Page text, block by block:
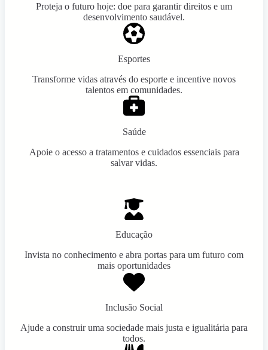
Proteja o futuro hoje: doe para garantir direitos e um
desenvolvimento saudável.
Esportes
Transforme vidas através do esporte e incentive novos
talentos em comunidades.
Saúde
Apoie o acesso a tratamentos e cuidados essenciais para
salvar vidas.
Educação
Invista no conhecimento e abra portas para um futuro com
mais oportunidades
Inclusão Social
Ajude a construir uma sociedade mais justa e igualitária para
todos.